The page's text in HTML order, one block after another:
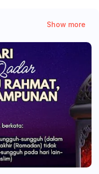
Show more